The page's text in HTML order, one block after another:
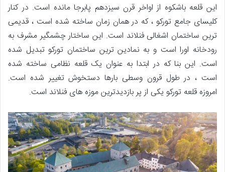
این قلعه باشکوه از اواخر قرن سیزدهم پابرجا مانده است. در کنار
کلیسای جامع تورکو ، که در همان زمان ساخته شده است ، قدیمی
ترین ساختمان اشغالی فنلاند است. این ساختار چشمگیر مشرف به
رودخانه اورا است و به نمادین ترین ساختمان تورکو تبدیل شده
است. این بنا که در ابتدا به عنوان یک قلعه نظامی ساخته شده
است ، در طول قرون وسطی بارها دستخوش تغییر شده است.
امروزه قلعه تورکو یکی از پر بازدیدترین موزه های فنلاند است.